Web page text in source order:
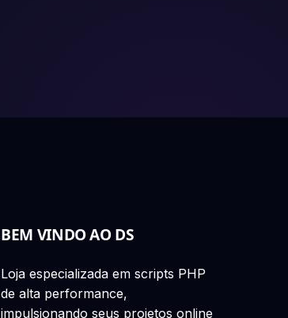
BEM VINDO AO DS
Loja especializada em scripts PHP
de alta performance,
impulsionando seus projetos online